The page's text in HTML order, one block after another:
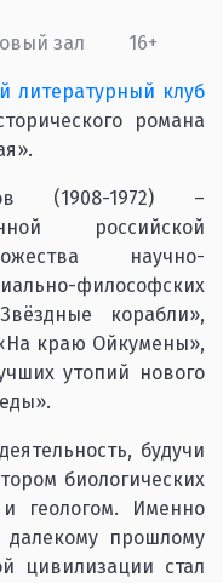
зал 16+
литературный клуб
романа
(1908-1972) ­–
российской
научно-
философских
корабли»,
краю Ойкумены»,
утопий нового
будучи
биологических
геологом. Именно
прошлому
цивилизации стал